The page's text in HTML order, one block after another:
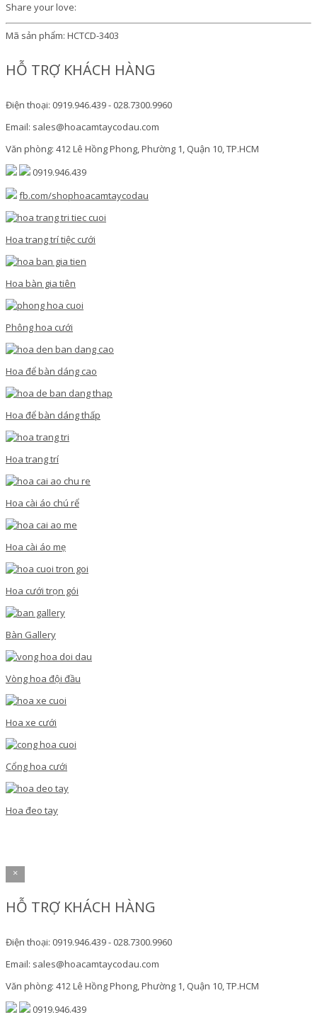
Share your love:
Mã sản phẩm: HCTCD-3403
HỖ TRỢ KHÁCH HÀNG
Điện thoại: 0919.946.439 - 028.7300.9960
Email: sales@hoacamtaycodau.com
Văn phòng: 412 Lê Hồng Phong, Phường 1, Quận 10, TP.HCM
0919.946.439
fb.com/shophoacamtaycodau
Hoa trang trí tiệc cưới
Hoa bàn gia tiên
Phông hoa cưới
Hoa để bàn dáng cao
Hoa để bàn dáng thấp
Hoa trang trí
Hoa cài áo chú rể
Hoa cài áo mẹ
Hoa cưới trọn gói
Bàn Gallery
Vòng hoa đội đầu
Hoa xe cưới
Cổng hoa cưới
Hoa đeo tay
×
HỖ TRỢ KHÁCH HÀNG
Điện thoại: 0919.946.439 - 028.7300.9960
Email: sales@hoacamtaycodau.com
Văn phòng: 412 Lê Hồng Phong, Phường 1, Quận 10, TP.HCM
0919.946.439